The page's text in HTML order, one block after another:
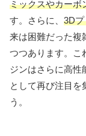
ミックスやカーボ
す。さらに、 3D
来は困難だった複
つつあります。こ
ジンはさらに高性
として再び注目を
う。